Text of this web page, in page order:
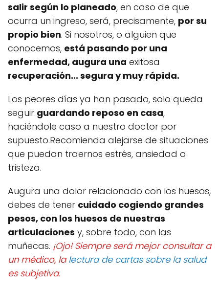
salir según lo planeado, en caso de que
ocurra un ingreso, será, precisamente, por su
propio bien. Si nosotros, o alguien que
conocemos, está pasando por una
enfermedad, augura una exitosa
recuperación... segura y muy rápida.
Los peores días ya han pasado, solo queda
seguir guardando reposo en casa,
haciéndole caso a nuestro doctor por
supuesto.Recomienda alejarse de situaciones
que puedan traernos estrés, ansiedad o
tristeza.
Augura una dolor relacionado con los huesos,
debes de tener cuidado cogiendo grandes
pesos, con los huesos de nuestras
articulaciones y, sobre todo, con las
muñecas. ¡Ojo! Siempre será mejor consultar a
un médico, lalectura de cartas sobre la salud
es subjetiva.